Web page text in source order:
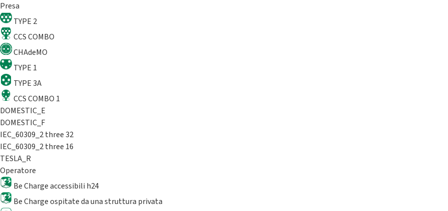
Presa
TYPE 2
CCS COMBO
CHAdeMO
TYPE 1
TYPE 3A
CCS COMBO 1
DOMESTIC_E
DOMESTIC_F
IEC_60309_2 three 32
IEC_60309_2 three 16
TESLA_R
Operatore
Be Charge accessibili h24
Be Charge ospitate da una struttura privata